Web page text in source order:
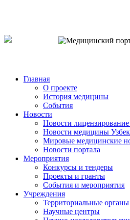
Главная
О проекте
История медицины
События
Новости
Новости
Новости медицины
Мировые медицинские
Новости портала
Мероприятия
Конкурсы и тендеры
Проекты и гранты
События и мероприятия
Учреждения
Территориальные
Научные центры